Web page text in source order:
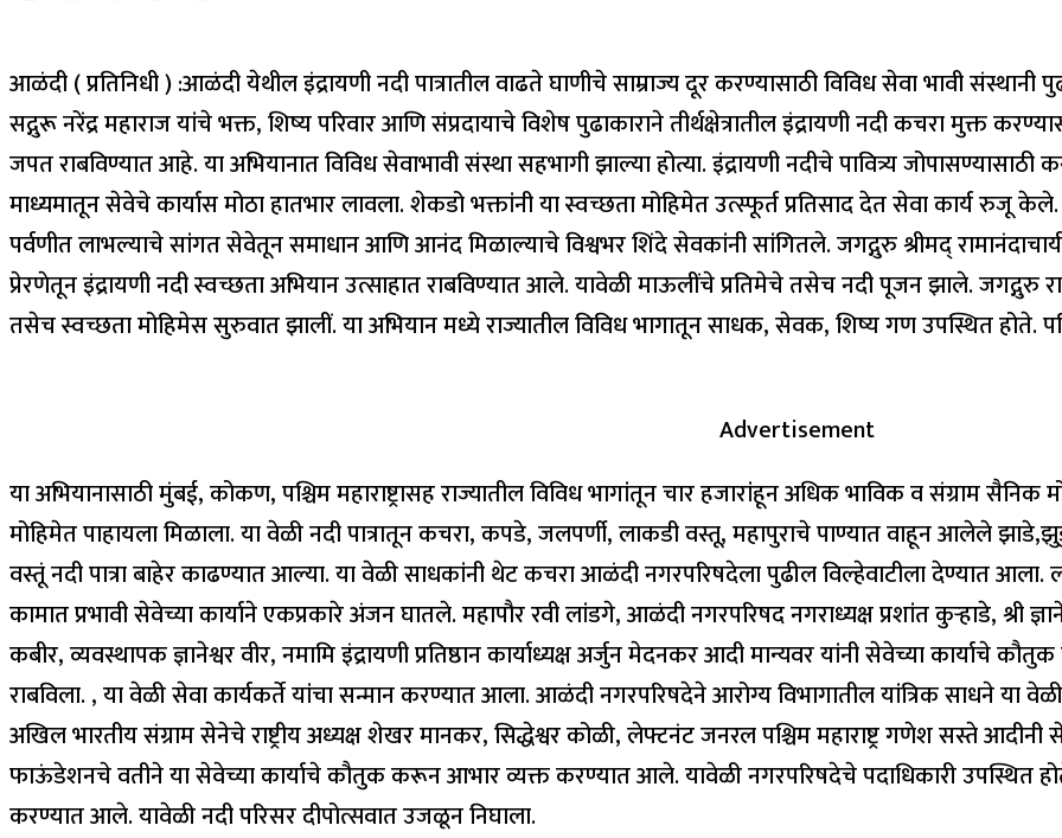
आळंदी ( प्रतिनिधी ) :आळंदी येथील इंद्रायणी नदी पात्रातील वाढते घाणीचे साम्राज्य दूर करण्यासाठी विविध सेवा भावी
सद्गुरू नरेंद्र महाराज यांचे भक्त, शिष्य परिवार आणि संप्रदायाचे विशेष पुढाकाराने तीर्थक्षेत्रातील इंद्रायणी नदी कचरा मुक्त
जपत राबविण्यात आहे. या अभियानात विविध सेवाभावी संस्था सहभागी झाल्या होत्या. इंद्रायणी नदीचे पावित्र्य
माध्यमातून सेवेचे कार्यास मोठा हातभार लावला. शेकडो भक्तांनी या स्वच्छता मोहिमेत उत्स्फूर्त प्रतिसाद देत सेवा कार्य रुजू
पर्वणीत लाभल्याचे सांगत सेवेतून समाधान आणि आनंद मिळाल्याचे विश्वभर शिंदे सेवकांनी सांगितले. जगद्गुरु श्रीमद् रामानंदाचार्य
प्रेरणेतून इंद्रायणी नदी स्वच्छता अभियान उत्साहात राबविण्यात आले. यावेळी माऊलींचे प्रतिमेचे तसेच नदी पूजन झाले. जगद्गुरु
तसेच स्वच्छता मोहिमेस सुरुवात झालीं. या अभियान मध्ये राज्यातील विविध भागातून साधक, सेवक, शिष्य गण उपस्थित होते.
Advertisement
या अभियानासाठी मुंबई, कोकण, पश्चिम महाराष्ट्रासह राज्यातील विविध भागांतून चार हजारांहून अधिक भाविक व संग्राम
मोहिमेत पाहायला मिळाला. या वेळी नदी पात्रातून कचरा, कपडे, जलपर्णी, लाकडी वस्तू, महापुराचे पाण्यात वाहून आलेले
वस्तूं नदी पात्रा बाहेर काढण्यात आल्या. या वेळी साधकांनी थेट कचरा आळंदी नगरपरिषदेला पुढील विल्हेवाटीला देण्यात
कामात प्रभावी सेवेच्या कार्याने एकप्रकारे अंजन घातले. महापौर रवी लांडगे, आळंदी नगरपरिषद नगराध्यक्ष प्रशांत कुऱ्हाडे, श्री
कबीर, व्यवस्थापक ज्ञानेश्वर वीर, नमामि इंद्रायणी प्रतिष्ठान कार्याध्यक्ष अर्जुन मेदनकर आदी मान्यवर यांनी सेवेच्या कार्याचे
राबविला. , या वेळी सेवा कार्यकर्ते यांचा सन्मान करण्यात आला. आळंदी नगरपरिषदेने आरोग्य विभागातील यांत्रिक साधने या
अखिल भारतीय संग्राम सेनेचे राष्ट्रीय अध्यक्ष शेखर मानकर, सिद्धेश्वर कोळी, लेफ्टनंट जनरल पश्चिम महाराष्ट्र गणेश सस्ते
फाऊंडेशनचे वतीने या सेवेच्या कार्याचे कौतुक करून आभार व्यक्त करण्यात आले. यावेळी नगरपरिषदेचे पदाधिकारी उपस्थित होते.
करण्यात आले. यावेळी नदी परिसर दीपोत्सवात उजळून निघाला.